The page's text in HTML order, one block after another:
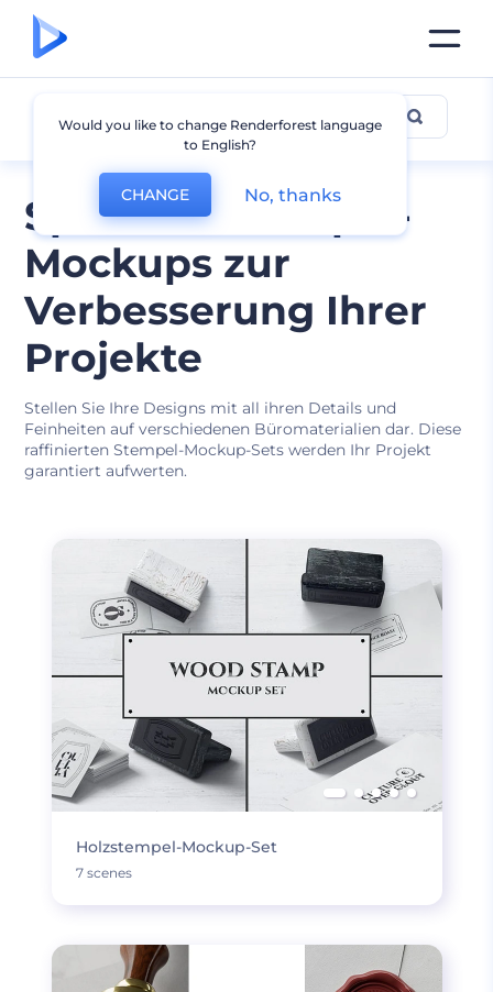
Spezielle Stempel-
Mockups zur
Verbesserung Ihrer
Projekte
Stellen Sie Ihre Designs mit all ihren Details und
Feinheiten auf verschiedenen Büromaterialien dar. Diese
raffinierten Stempel-Mockup-Sets werden Ihr Projekt
garantiert aufwerten.
Stempel Mockup
Holzstempel-Mockup-Set
7 scenes
Would you like to change Renderforest language
to English?
CHANGE No, thanks